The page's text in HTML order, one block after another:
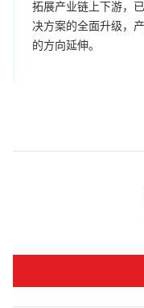
拓展产业链上下游，
决方案的全面升级，
的方向延伸。